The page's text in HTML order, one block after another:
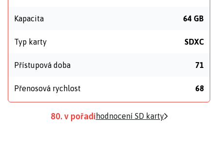
Kapacita 64 GB
Typ karty SDXC
Přístupová doba 71
Přenosová rychlost 68
80. v pořadí hodnocení SD karty